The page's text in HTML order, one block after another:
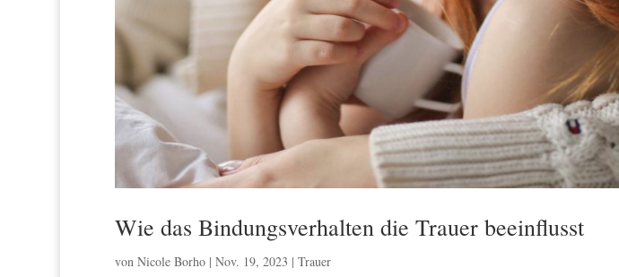
Wie das Bindungsverhalten die Trauer beeinflusst
von Nicole Borho| Nov. 19, 2023 | Trauer